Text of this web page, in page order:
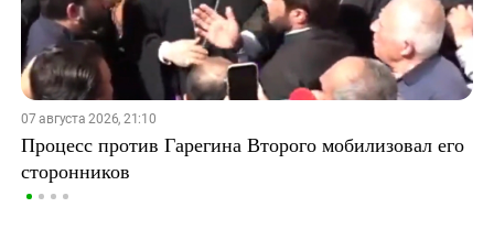
07 августа 2026, 21:10
Процесс против Гарегина Второго мобилизовал его
сторонников